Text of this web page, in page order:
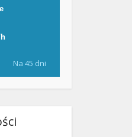
Na 45 dni